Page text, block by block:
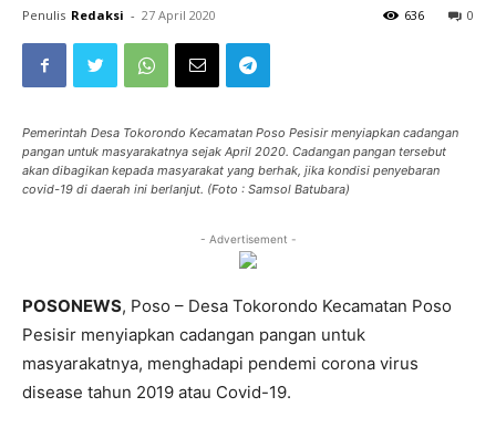
Penulis Redaksi - 27 April 2020 0
636
Pemerintah Desa Tokorondo Kecamatan Poso Pesisir menyiapkan cadangan
pangan untuk masyarakatnya sejak April 2020. Cadangan pangan tersebut
akan dibagikan kepada masyarakat yang berhak, jika kondisi penyebaran
covid-19 di daerah ini berlanjut. (Foto : Samsol Batubara)
- Advertisement -
POSONEWS, Poso – Desa Tokorondo Kecamatan Poso
Pesisir menyiapkan cadangan pangan untuk
masyarakatnya, menghadapi pendemi corona virus
disease tahun 2019 atau Covid-19.